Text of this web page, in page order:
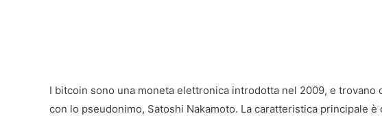
I bitcoin sono una moneta elettronica introdotta nel 2009, e trovano
con lo pseudonimo, Satoshi Nakamoto. La caratteristica principale